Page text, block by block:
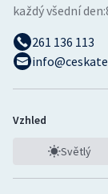
každý všední den:
261 136 113
Vzhled
Světlý